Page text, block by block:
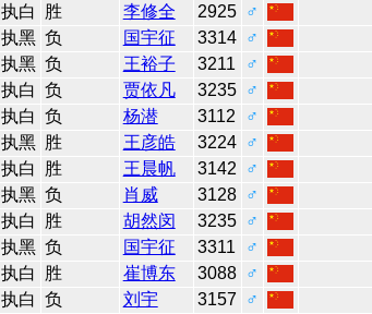
执白 胜 李修全 2925
♂
执黑 负 国宇征 3314
♂
执黑 负 王裕子 3211
♂
执白 负 贾依凡 3235
♂
执白 负 杨潜 3112
♂
执黑 胜 王彦皓 3224
♂
执白 胜 王晨帆 3142
♂
执黑 负 肖威 3128
♂
执白 胜 胡然闵 3235
♂
执黑 负 国宇征 3311
♂
执白 胜 崔博东 3088
♂
执白 负 刘宇 3157
♂